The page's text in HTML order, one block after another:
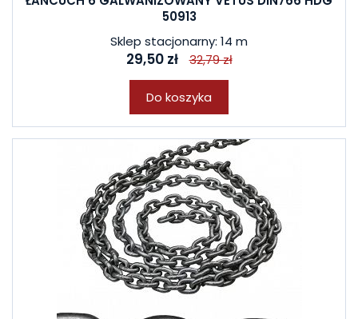
50913
Sklep stacjonarny: 14 m
29,50 zł 32,79 zł
Do koszyka